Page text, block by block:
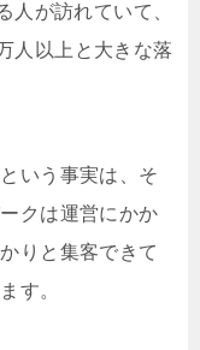
人が訪れていて、
人以上と大きな落
いう事実は、そ
クは運営にかか
りと集客できて
す。